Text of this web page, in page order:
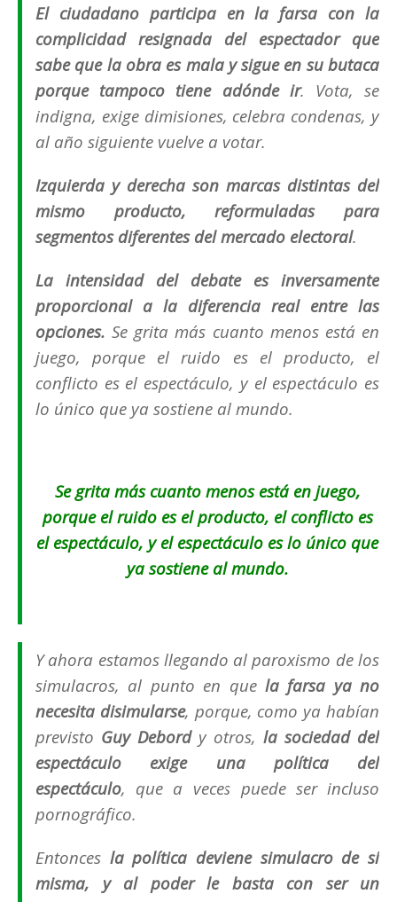
El ciudadano participa en la farsa con la
complicidad resignada del espectador que
sabe que la obra es mala y sigue en su butaca
porque tampoco tiene adónde ir. Vota, se
indigna, exige dimisiones, celebra condenas, y
al año siguiente vuelve a votar.
Izquierda y derecha son marcas distintas del
mismo producto, reformuladas para
segmentos diferentes del mercado electoral.
La intensidad del debate es inversamente
proporcional a la diferencia real entre las
opciones. Se grita más cuanto menos está en
juego, porque el ruido es el producto, el
conflicto es el espectáculo, y el espectáculo es
lo único que ya sostiene al mundo.
Se grita más cuanto menos está en juego,
porque el ruido es el producto, el conflicto es
el espectáculo, y el espectáculo es lo único que
ya sostiene al mundo.
Y ahora estamos llegando al paroxismo de los
simulacros, al punto en que la farsa ya no
necesita disimularse, porque, como ya habían
previsto Guy Debordy otros, la sociedad del
espectáculo exige una política del
espectáculo, que a veces puede ser incluso
pornográfico.
Entonces la política deviene simulacro de sí
misma, y al poder le basta con ser un